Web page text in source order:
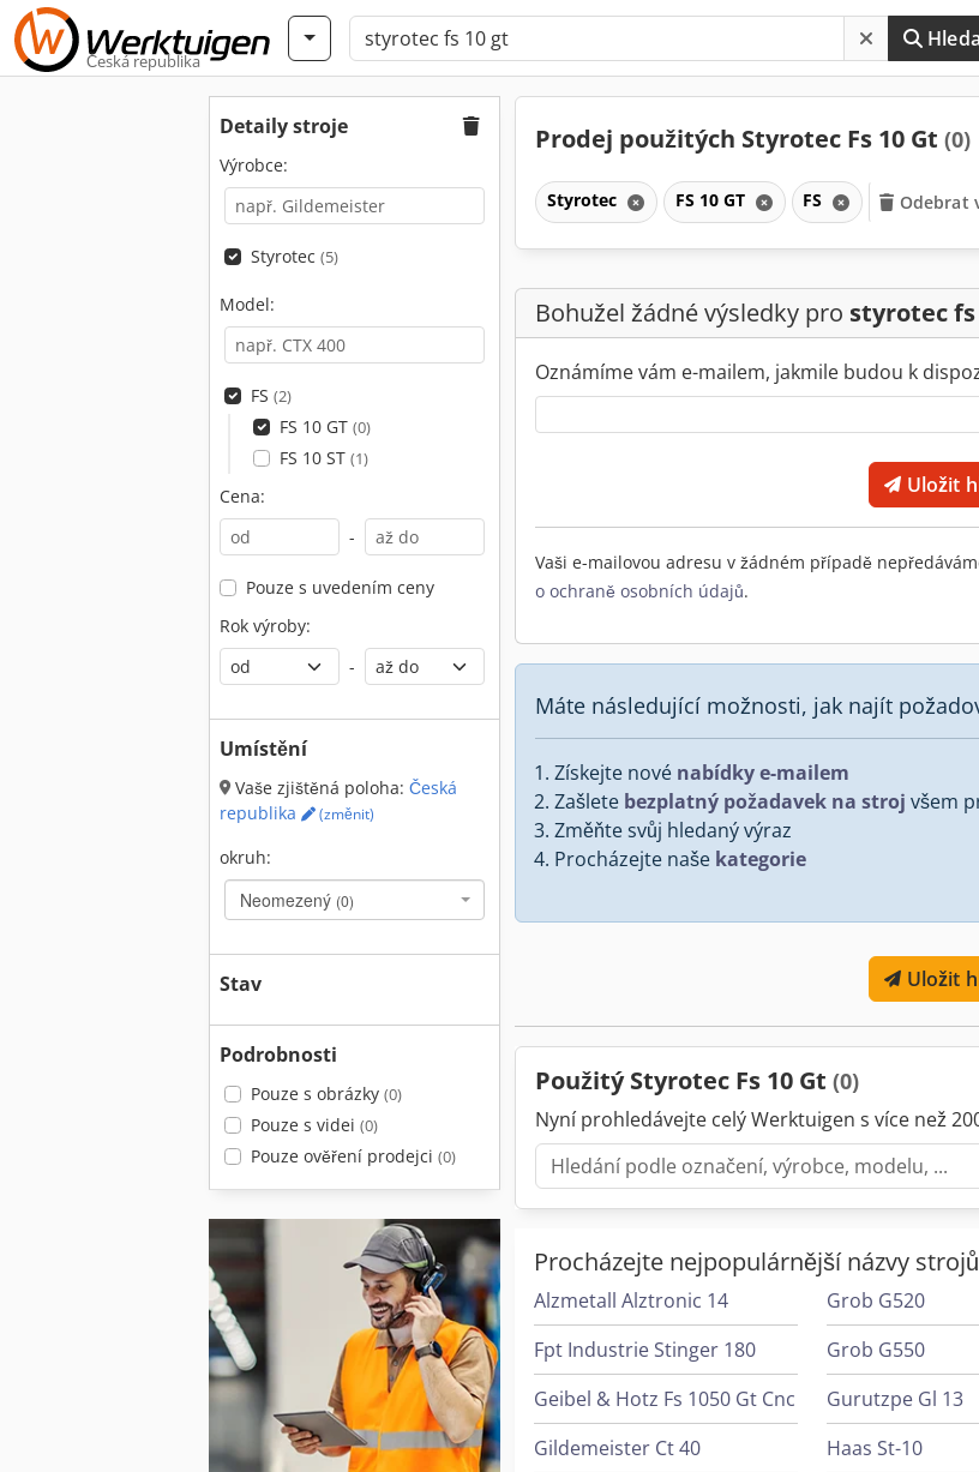
Česká republika
Detaily stroje
Výrobce:
Styrotec (5)
Model:
FS (2)
FS 10 GT (0)
FS 10 ST (1)
Cena:
-
Pouze s uvedením ceny
Rok výroby:
-
Umístění
Vaše zjištěná poloha: Česká
republika
(změnit)
okruh:
Neomezený (0)
Stav
Podrobnosti
Pouze s obrázky (0)
Pouze s videi (0)
Pouze ověření prodejci (0)
Prodej použitých Styrotec Fs 10 Gt (0)
Styrotec FS 10 GT FS Odebrat
Bohužel žádné výsledky pro styrotec fs
Oznámíme vám e-mailem, jakmile budou k
Uložit
Vaši e-mailovou adresu v žádném případě
o ochraně osobních údajů.
Máte následující možnosti, jak najít
Získejte nové nabídky e-mailem
Zašlete bezplatný požadavek na stroj všem
Změňte svůj hledaný výraz
Procházejte naše kategorie
Uložit
Použitý Styrotec Fs 10 Gt (0)
Nyní prohledávejte celý Werktuigen s více než
Procházejte nejpopulárnější názvy
Alzmetall Alztronic 14
Fpt Industrie Stinger 180
Geibel & Hotz Fs 1050 Gt Cnc
Gildemeister Ct 40
Grob G520
Grob G550
Gurutzpe Gl 13
Haas St-10